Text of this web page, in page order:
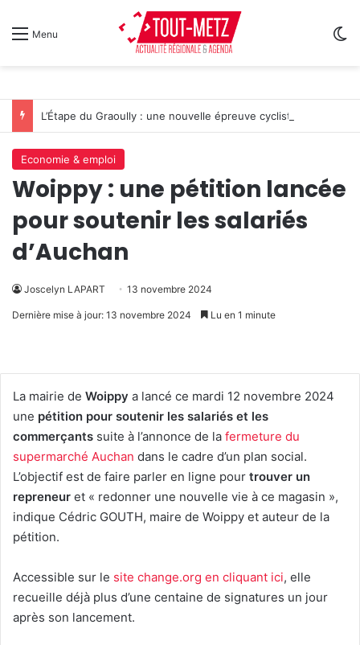
Menu
Economie & emploi
Woippy : une pétition lancée
pour soutenir les salariés
d’Auchan
Joscelyn LAPART 13 novembre 2024
Dernière mise à jour: 13 novembre 2024 Lu en 1 minute
La mairie de Woippy a lancé ce mardi 12 novembre 2024
une pétition pour soutenir les salariés et les
commerçants suite à l’annonce de la fermeture du
supermarché Auchan dans le cadre d’un plan social.
L’objectif est de faire parler en ligne pour trouver un
repreneur et « redonner une nouvelle vie à ce magasin »,
indique Cédric GOUTH, maire de Woippy et auteur de la
pétition.
Accessible sur le site change.org en cliquant ici, elle
recueille déjà plus d’une centaine de signatures un jour
après son lancement.